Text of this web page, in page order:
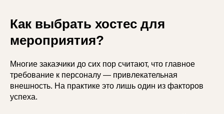
Как выбрать хостес для
мероприятия?
Многие заказчики до сих пор считают, что главное
требование к персоналу — привлекательная
внешность. На практике это лишь один из факторов
успеха.